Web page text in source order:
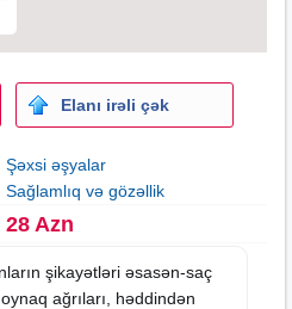
Elanı irəli çək
Şəxsi əşyalar
Sağlamlıq və gözəllik
28 Azn
şikayətləri əsasən-saç
ağrıları, həddindən